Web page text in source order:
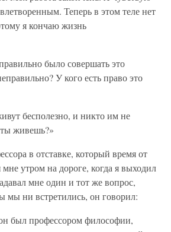
Теперь в этом теле нет
я кончаю жизнь
было совершать это
У кого есть право это
бесполезно, и никто им не
живешь?»
в отставке, который время от
мне утром на дороге, когда я выходил
мне один и тот же вопрос,
мы ни встретились, он говорил:
был профессором философии,